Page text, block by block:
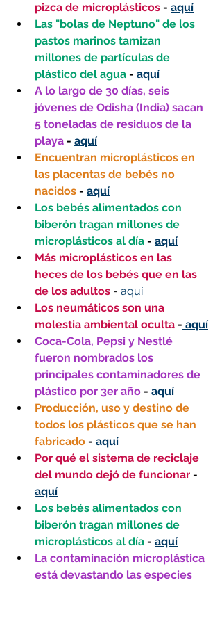
pizca de microplásticos - aquí
Las "bolas de Neptuno" de los
pastos marinos tamizan
millones de partículas de
plástico del agua - aquí
A lo largo de 30 días, seis
jóvenes de Odisha (India) sacan
5 toneladas de residuos de la
playa - aquí
Encuentran microplásticos en
las placentas de bebés no
nacidos - aquí
Los bebés alimentados con
biberón tragan millones de
microplásticos al día - aquí
Más microplásticos en las
heces de los bebés que en las
de los adultos - aquí
Los neumáticos son una
molestia ambiental oculta - aquí
Coca-Cola, Pepsi y Nestlé
fueron nombrados los
principales contaminadores de
plástico por 3er año - aquí
Producción, uso y destino de
todos los plásticos que se han
fabricado - aquí
Por qué el sistema de reciclaje
del mundo dejó de funcionar -
aquí
Los bebés alimentados con
biberón tragan millones de
microplásticos al día - aquí
La contaminación microplástica
está devastando las especies